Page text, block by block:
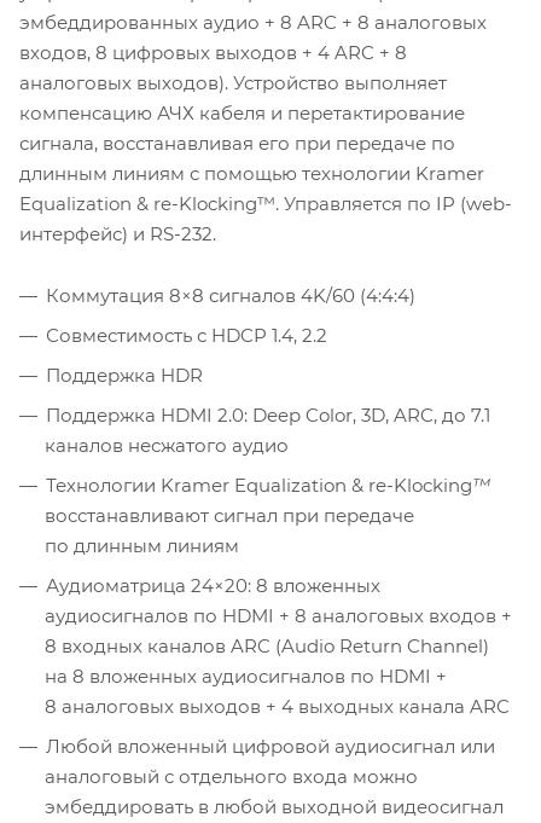
эмбеддированных аудио + 8 ARC + 8 аналоговых
входов, 8 цифровых выходов + 4 ARC + 8
аналоговых выходов). Устройство выполняет
компенсацию АЧХ кабеля и перетактирование
сигнала, восстанавливая его при передаче по
длинным линиям с помощью технологии Kramer
Equalization & re-Klocking™. Управляется по IP (web-
интерфейс) и RS-232.
Коммутация 8×8 сигналов 4K/60 (4:4:4)
Совместимость с HDCP 1.4, 2.2
Поддержка HDR
Поддержка HDMI 2.0: Deep Color, 3D, ARC, до 7.1
каналов несжатого аудио
Технологии Kramer Equalization & re-Klocking™
восстанавливают сигнал при передаче
по длинным линиям
Аудиоматрица 24×20: 8 вложенных
аудиосигналов по HDMI + 8 аналоговых входов +
8 входных каналов ARC (Audio Return Channel)
на 8 вложенных аудиосигналов по HDMI +
8 аналоговых выходов + 4 выходных канала ARC
Любой вложенный цифровой аудиосигнал или
аналоговый с отдельного входа можно
эмбеддировать в любой выходной видеосигнал